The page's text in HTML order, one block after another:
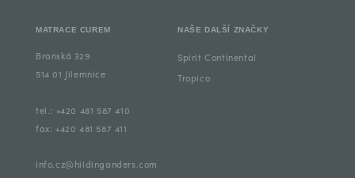
MATRACE CUREM
Branská 329
514 01 Jilemnice
tel.: +420 481 587 410
fax: +420 481 587 411
info.cz@hildinganders.com
NAŠE DALŠÍ ZNAČKY
Spirit Continental
Tropico